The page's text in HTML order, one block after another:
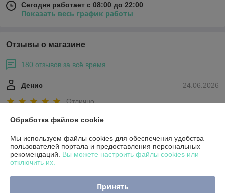
Сегодня работает с 08:00 до 22:00
Показать весь график работы
Отзывы о магазине
180 отзывов за всё время
24.06.2026
Денис
Отлично
Отлично
Спасибо большое, санки отличные, ребёнок рад, а это самое
Доставили быстро, чему родители рады.
Обработка файлов cookie
Мы используем файлы cookies для обеспечения удобства
пользователей портала и предоставления персональных
рекомендаций. Вы можете настроить файлы cookies или
отключить их.
Принять